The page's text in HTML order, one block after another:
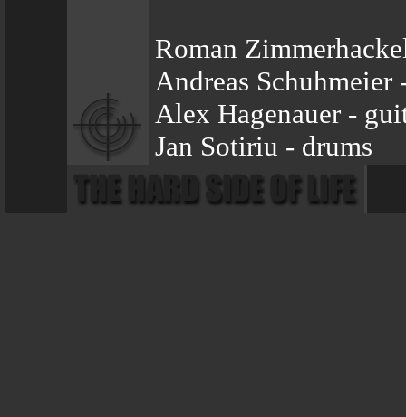
Roman
Andreas Schuhmeier
Alex Hagenauer -
Jan Sotiriu - drums